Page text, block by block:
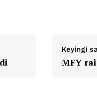
Keyingi
MFY